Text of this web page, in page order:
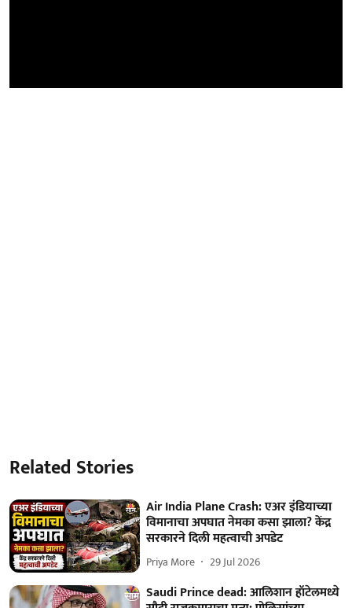
Related Stories
Air India Plane Crash: एअर इंडियाच्या
विमानाचा अपघात नेमका कसा झाला? केंद्र
सरकारने दिली महत्वाची अपडेट
Priya More 29 Jul 2026
Saudi Prince dead: आलिशान हॉटेलमध्ये